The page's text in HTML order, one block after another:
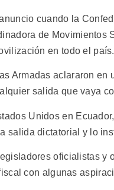
cuando la
de Movimientos
en todo el país.
Armadas aclararon
salida que vaya
Unidos en
salida dictatorial y lo
oficialistas y
con algunas